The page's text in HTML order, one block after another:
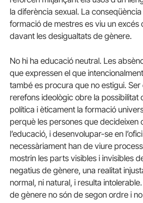
la diferència sexual. La
formació de mestres es viu un excés
davant les desigualtats de gènere.
No hi ha educació neutral. Les
que expressen el que
també es procura que no estigui.
rerefons ideològic obre la possibilitat
política i èticament la formació
perquè les persones que decideixen
l’educació, i desenvolupar-se en
necessàriament han de viure
mostrin les parts visibles i invisibles
negatius de gènere, una realitat
normal, ni natural, i resulta
de gènere no són de segon ordre i